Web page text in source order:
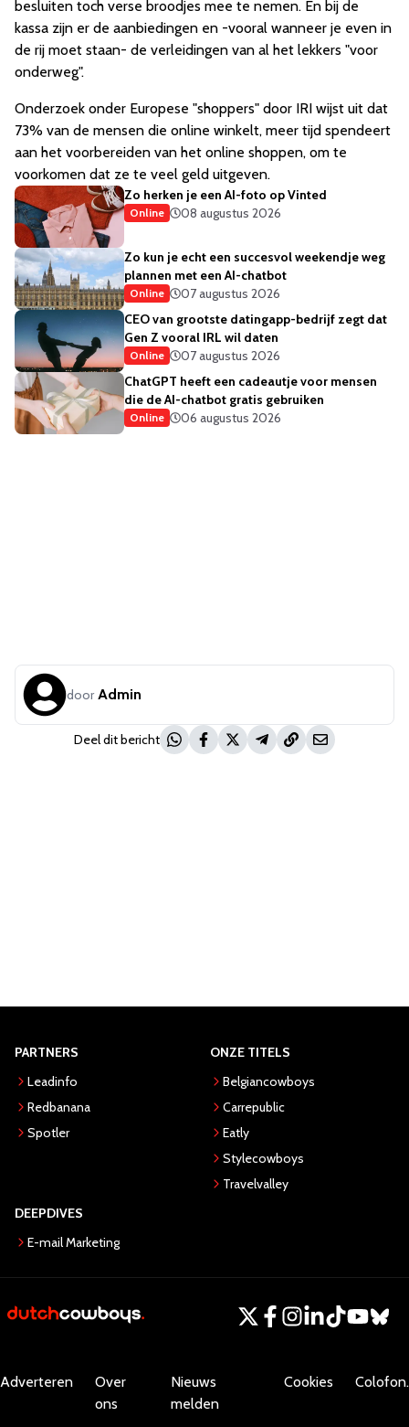
besluiten toch verse broodjes mee te nemen. En bij de
kassa zijn er de aanbiedingen en -vooral wanneer je even in
de rij moet staan- de verleidingen van al het lekkers "voor
onderweg".
Onderzoek onder Europese "shoppers" door IRI wijst uit dat
73% van de mensen die online winkelt, meer tijd spendeert
aan het voorbereiden van het online shoppen, om te
voorkomen dat ze te veel geld uitgeven.
Zo herken je een AI-foto op Vinted
Online 08 augustus 2026
Zo kun je echt een succesvol weekendje weg
plannen met een AI-chatbot
Online
07 augustus 2026
CEO van grootste datingapp-bedrijf zegt dat
Gen Z vooral IRL wil daten
Online
07 augustus 2026
ChatGPT heeft een cadeautje voor mensen
die de AI-chatbot gratis gebruiken
Online 06 augustus 2026
door Admin
Deel dit bericht
PARTNERS
Leadinfo
Redbanana
Spotler
ONZE TITELS
Belgiancowboys
Carrepublic
Eatly
Stylecowboys
Travelvalley
DEEPDIVES
E-mail Marketing
Adverteren
Over
ons
Nieuws
melden
Cookies Colofon.